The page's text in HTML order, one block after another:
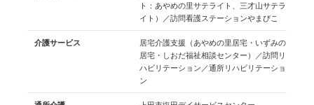
ト：あやめの里サテライト、三才山サテラ
イト）／訪問看護ステーションやまびこ
介護サービス
居宅介護支援（あやめの里居宅・いずみの
居宅・しおだ福祉相談センター）／訪問リ
ハビリテーション／通所リハビリテーショ
ン